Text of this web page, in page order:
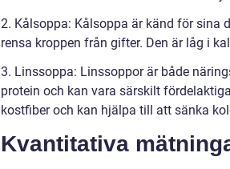
2. Kålsoppa: Kålsoppa är känd för sina
rensa kroppen från gifter. Den är låg i
3. Linssoppa: Linssoppor är både
protein och kan vara särskilt
kostfiber och kan hjälpa till att sänka
Kvantitativa